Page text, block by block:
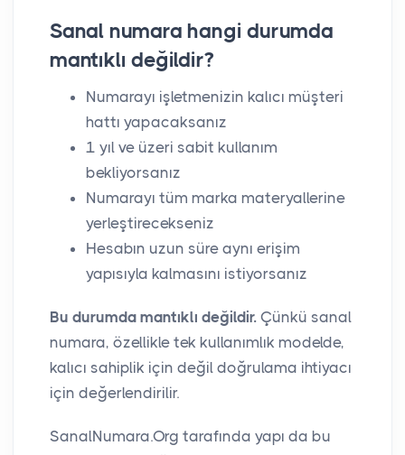
Sanal numara hangi durumda
mantıklı değildir?
Numarayı işletmenizin kalıcı müşteri
hattı yapacaksanız
1 yıl ve üzeri sabit kullanım
bekliyorsanız
Numarayı tüm marka materyallerine
yerleştirecekseniz
Hesabın uzun süre aynı erişim
yapısıyla kalmasını istiyorsanız
Bu durumda mantıklı değildir. Çünkü sanal
numara, özellikle tek kullanımlık modelde,
kalıcı sahiplik için değil doğrulama ihtiyacı
için değerlendirilir.
SanalNumara.Org tarafında yapı da bu